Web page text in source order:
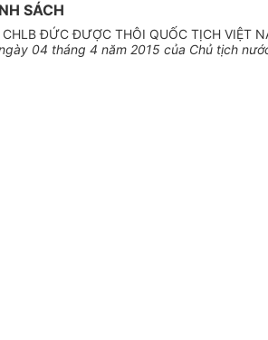
SÁCH
ĐỨC ĐƯỢC THÔI QUỐC TỊCH VIỆT
04 tháng 4 năm 2015 của Chủ tịch